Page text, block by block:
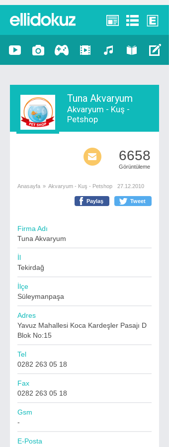
Tuna Akvaryum
Akvaryum - Kuş -
Petshop
6658
Görüntüleme
Anasayfa » Akvaryum - Kuş - Petshop 27.12.2010
Paylaş Tweet
Firma Adı
Tuna Akvaryum
İl
Tekirdağ
İlçe
Süleymanpaşa
Adres
Yavuz Mahallesi Koca Kardeşler Pasajı D
Blok No:15
Tel
0282 263 05 18
Fax
0282 263 05 18
Gsm
-
E-Posta